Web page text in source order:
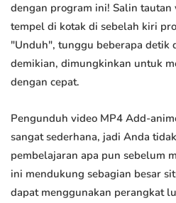
dengan program ini! Salin
tempel di kotak di sebelah kiri
"Unduh", tunggu beberapa detik
demikian, dimungkinkan untuk
dengan cepat.
Pengunduh video MP4 Add-
sangat sederhana, jadi Anda
pembelajaran apa pun sebelum
ini mendukung sebagian besar
dapat menggunakan perangkat